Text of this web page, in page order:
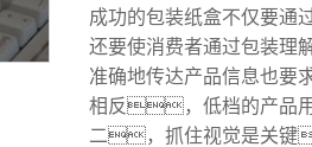
成功的包装纸盒不仅
还要使消费者通过包装
准确地传达产品信息也
相反，低档的产品
二，抓住视觉是关